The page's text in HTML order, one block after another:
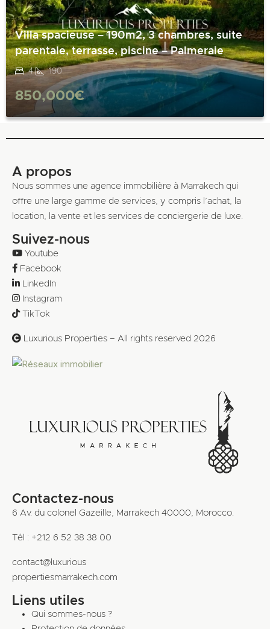
Villa spacieuse – 190m2, 3 chambres, suite
parentale, terrasse, piscine – Palmeraie
4 190
850,000€
A propos
Nous sommes une agence immobilière à Marrakech qui
offre une large gamme de services, y compris l’achat, la
location, la vente et les services de conciergerie de luxe.
Suivez-nous
Youtube
Facebook
LinkedIn
Instagram
TikTok
Luxurious Properties – All rights reserved 2026
Contactez-nous
6 Av. du colonel Gazeille, Marrakech 40000, Morocco.
Tél : +212 6 52 38 38 00
contact@luxurious
propertiesmarrakech.com
Liens utiles
Qui sommes-nous ?